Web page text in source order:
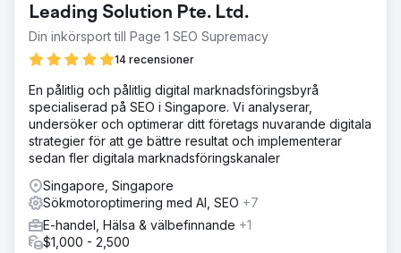
Leading Solution Pte. Ltd.
Din inkörsport till Page 1 SEO Supremacy
14 recensioner
En pålitlig och pålitlig digital marknadsföringsbyrå
specialiserad på SEO i Singapore. Vi analyserar,
undersöker och optimerar ditt företags nuvarande digitala
strategier för att ge bättre resultat och implementerar
sedan fler digitala marknadsföringskanaler
Singapore, Singapore
Sökmotoroptimering med AI, SEO +7
E-handel, Hälsa & välbefinnande +1
$1,000 - 2,500